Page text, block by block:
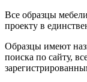
Все образцы
проекту в
Образцы имеют
поиска по сайту,